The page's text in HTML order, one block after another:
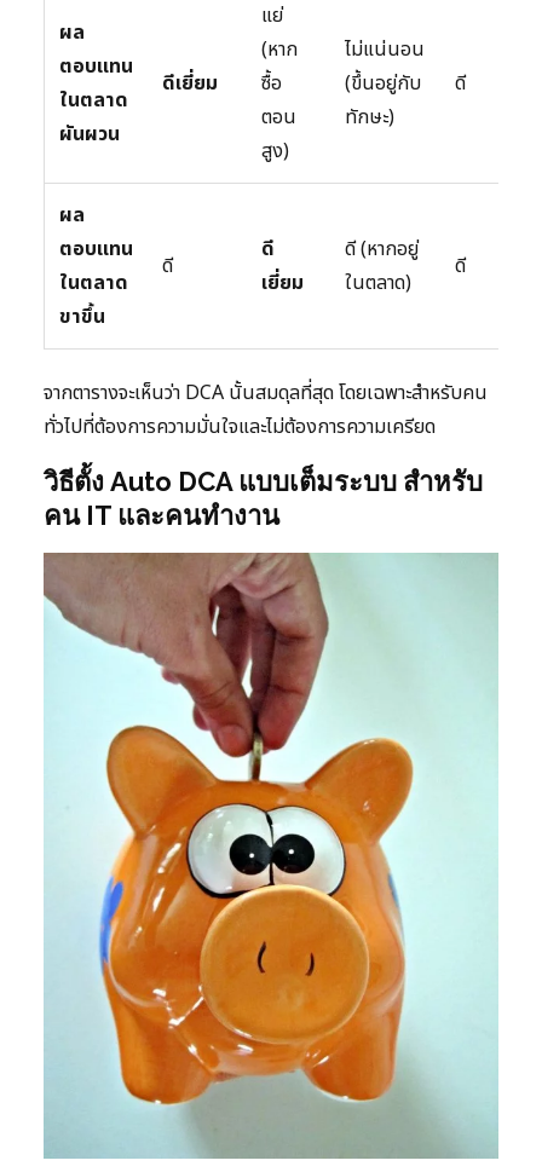
ผล
ตอบแทน
ในตลาด
ผันผวน
ดีเยี่ยม
แย่
(หาก
ซื้อ
ตอน
สูง)
ไม่แน่นอน
(ขึ้นอยู่กับ
ทักษะ)
ดี
ผล
ตอบแทน
ในตลาด
ขาขึ้น
ดี
ดี
เยี่ยม
ดี (หากอยู่
ในตลาด)
ดี
จากตารางจะเห็นว่า DCA นั้นสมดุลที่สุด โดยเฉพาะสำหรับคน
ทั่วไปที่ต้องการความมั่นใจและไม่ต้องการความเครียด
วิธีตั้ง Auto DCA แบบเต็มระบบ สำหรับ
คน IT และคนทำงาน